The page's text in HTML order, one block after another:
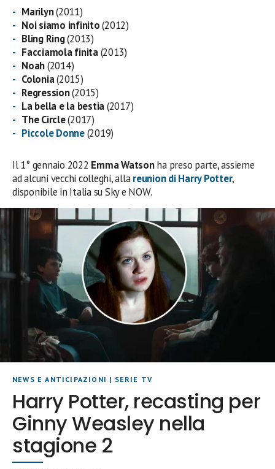
Marilyn(2011)
Noi siamo infinito(2012)
Bling Ring(2013)
Facciamola finita(2013)
Noah(2014)
Colonia(2015)
Regression(2015)
La bella e la bestia(2017)
The Circle(2017)
Piccole Donne(2019)
Il 1° gennaio 2022 Emma Watsonha preso parte, assieme
ad alcuni vecchi colleghi, allareunion di Harry Potter,
disponibile in Italia su Sky e NOW.
NEWS E ANTICIPAZIONI | SERIE TV
Harry Potter, recasting per
Ginny Weasley nella
stagione 2